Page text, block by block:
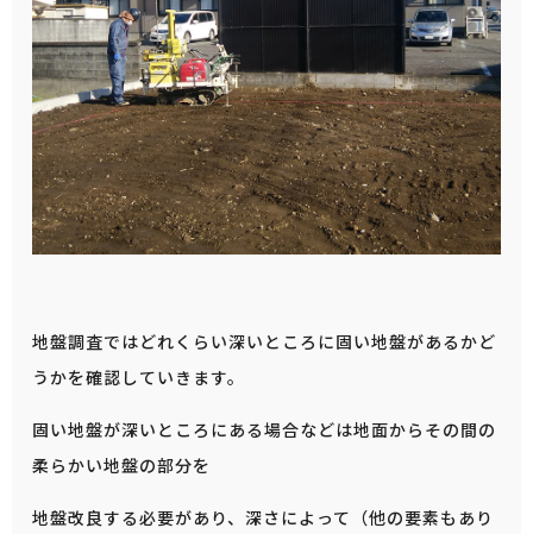
地盤調査ではどれくらい深いところに固い地盤があるかど
うかを確認していきます。
固い地盤が深いところにある場合などは地面からその間の
柔らかい地盤の部分を
地盤改良する必要があり、深さによって（他の要素もあり